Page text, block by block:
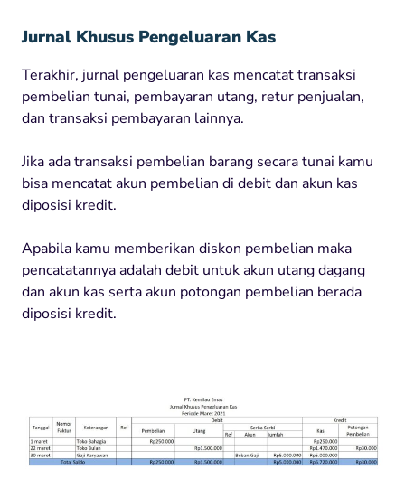
Jurnal Khusus Pengeluaran Kas
Terakhir, jurnal pengeluaran kas mencatat transaksi
pembelian tunai, pembayaran utang, retur penjualan,
dan transaksi pembayaran lainnya.
Jika ada transaksi pembelian barang secara tunai kamu
bisa mencatat akun pembelian di debit dan akun kas
diposisi kredit.
Apabila kamu memberikan diskon pembelian maka
pencatatannya adalah debit untuk akun utang dagang
dan akun kas serta akun potongan pembelian berada
diposisi kredit.